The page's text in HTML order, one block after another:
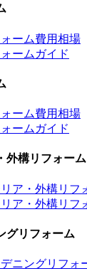
ーム費用相場
ームガイド
ーム費用相場
ームガイド
外構リフォーム
ア・外構リフ
ア・外構リフ
グリフォーム
ニングリフォ